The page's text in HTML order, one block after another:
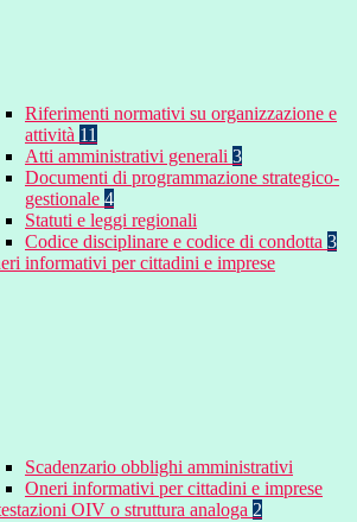
Riferimenti normativi su organizzazione e
attività 11
Atti amministrativi generali 3
Documenti di programmazione strategico-
gestionale 4
Statuti e leggi regionali
Codice disciplinare e codice di condotta 3
informativi per cittadini e imprese
Scadenzario obblighi amministrativi
Oneri informativi per cittadini e imprese
OIV o struttura analoga 2